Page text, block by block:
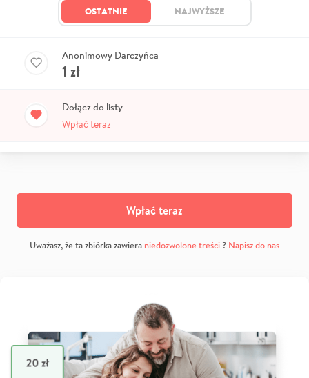
OSTATNIE NAJWYŻSZE
Anonimowy Darczyńca
1 zł
Dołącz do listy
Wpłać teraz
Wpłać teraz
Uważasz, że ta zbiórka zawiera niedozwolone treści? Napisz do nas